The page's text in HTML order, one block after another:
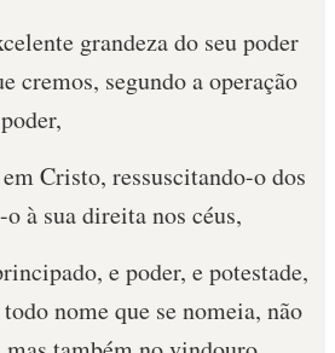
grandeza do seu poder
cremos, segundo a operação
Cristo, ressuscitando-o dos
à sua direita nos céus,
e poder, e potestade,
nome que se nomeia, não